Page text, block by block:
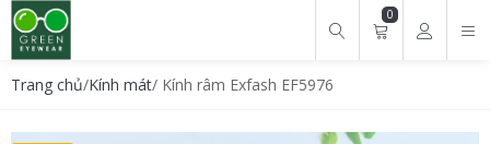
0
Trang chủ/Kính mát/ Kính râm Exfash EF5976